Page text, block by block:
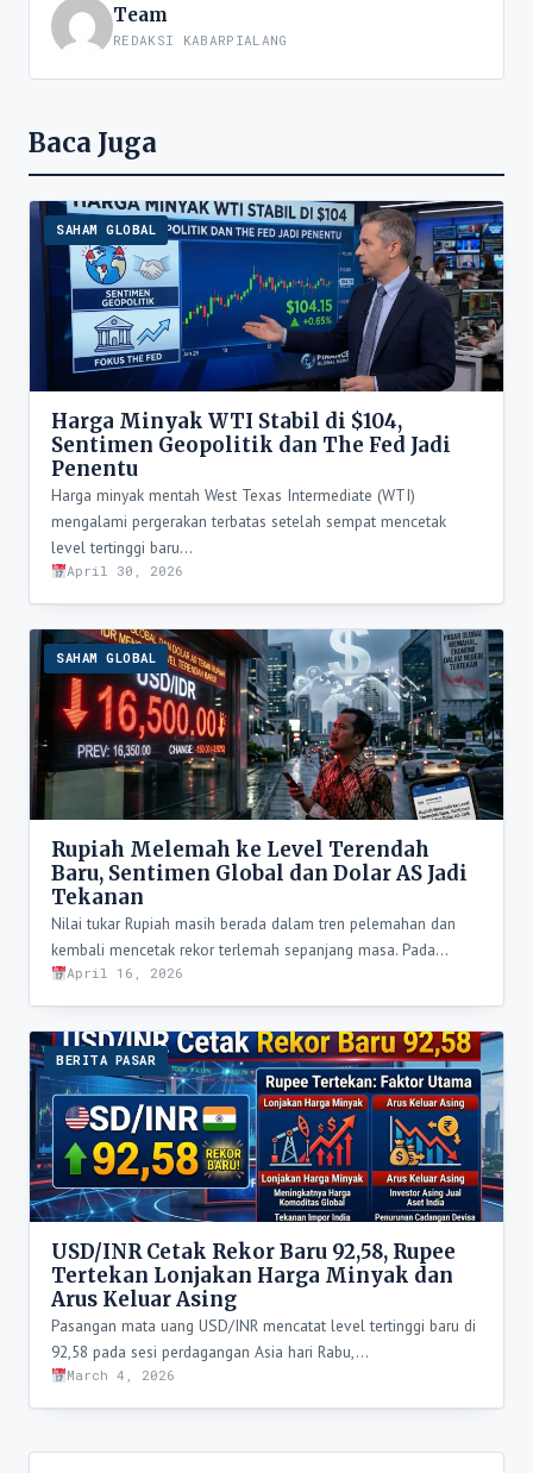
Team
REDAKSI KABARPIALANG
Baca Juga
SAHAM GLOBAL
Harga Minyak WTI Stabil di $104,
Sentimen Geopolitik dan The Fed Jadi
Penentu
Harga minyak mentah West Texas Intermediate (WTI)
mengalami pergerakan terbatas setelah sempat mencetak
level tertinggi baru…
April 30, 2026
SAHAM GLOBAL
Rupiah Melemah ke Level Terendah
Baru, Sentimen Global dan Dolar AS Jadi
Tekanan
Nilai tukar Rupiah masih berada dalam tren pelemahan dan
kembali mencetak rekor terlemah sepanjang masa. Pada…
April 16, 2026
BERITA PASAR
USD/INR Cetak Rekor Baru 92,58, Rupee
Tertekan Lonjakan Harga Minyak dan
Arus Keluar Asing
Pasangan mata uang USD/INR mencatat level tertinggi baru di
92,58 pada sesi perdagangan Asia hari Rabu,…
March 4, 2026